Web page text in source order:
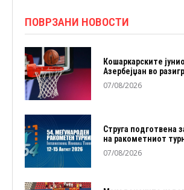
ПОВРЗАНИ НОВОСТИ
Кошаркарските
Азербејџан во
07/08/2026
Струга подготвена
на ракометниот
07/08/2026